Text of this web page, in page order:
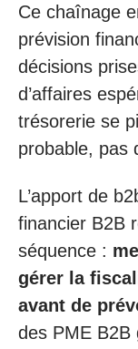
Ce chaînage
prévision
décisions
d’affaires
trésorerie se
probable, pas
L’apport de
financier B2B
séquence :
gérer la
avant de
des PME B2B